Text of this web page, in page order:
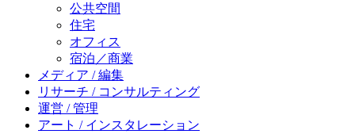
公共空間
住宅
オフィス
宿泊／商業
メディア / 編集
リサーチ / コンサルティング
運営 / 管理
アート / インスタレーション